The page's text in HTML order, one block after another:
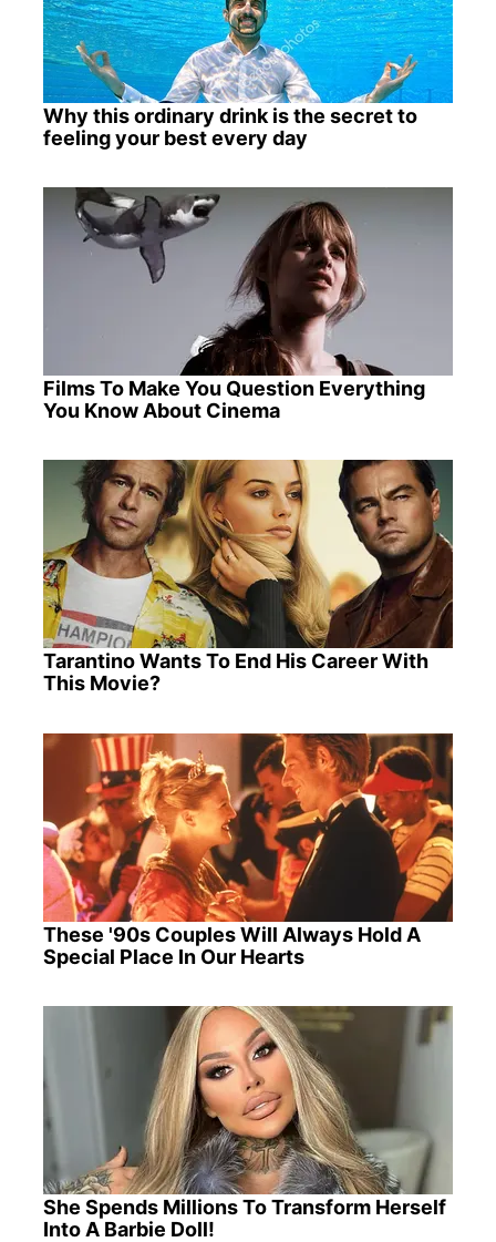
Why this ordinary drink is the secret to
feeling your best every day
Films To Make You Question Everything
You Know About Cinema
Tarantino Wants To End His Career With
This Movie?
These '90s Couples Will Always Hold A
Special Place In Our Hearts
She Spends Millions To Transform Herself
Into A Barbie Doll!